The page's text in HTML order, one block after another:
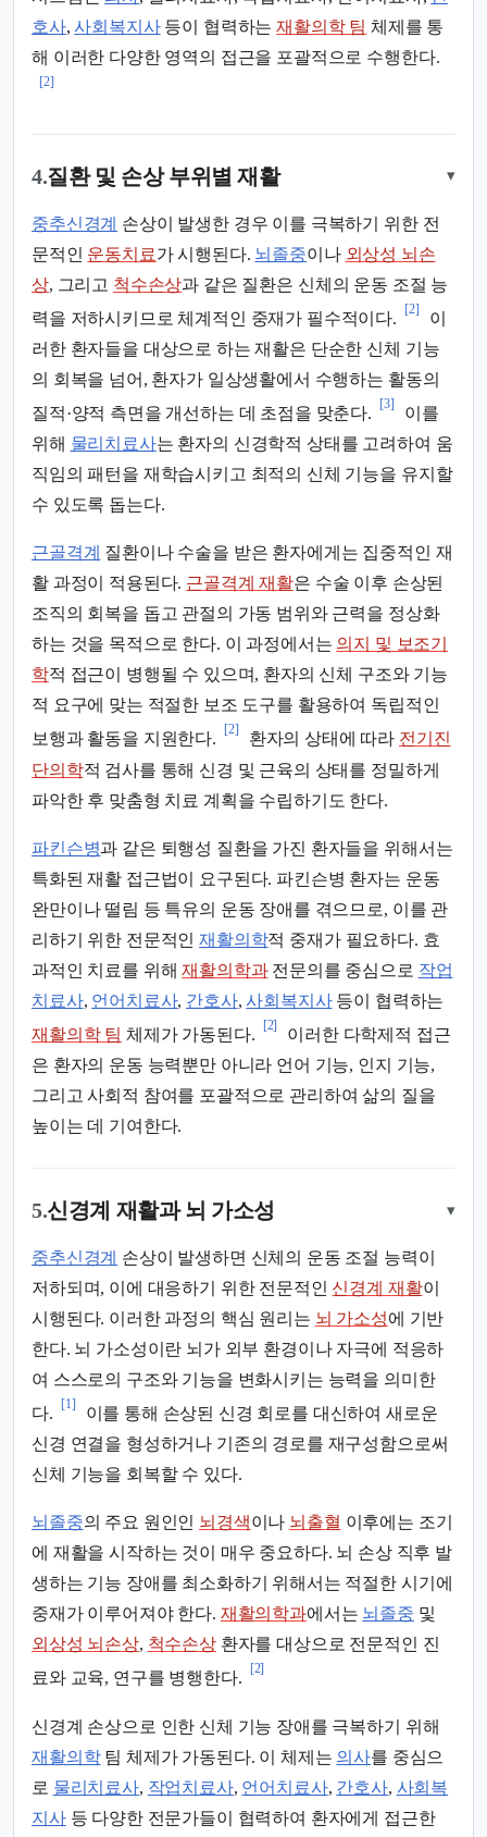
호사,사회복지사등이 협력하는재활의학 팀 체제를 통
해 이러한 다양한 영역의 접근을 포괄적으로 수행한다.
[2]
4.질환 및 손상 부위별 재활 ▾
중추신경계 손상이 발생한 경우 이를 극복하기 위한 전
문적인 운동치료가 시행된다. 뇌졸중이나 외상성 뇌손
상, 그리고 척수손상과 같은 질환은 신체의 운동 조절 능
력을 저하시키므로 체계적인 중재가 필수적이다.
[2]
이
러한 환자들을 대상으로 하는 재활은 단순한 신체 기능
의 회복을 넘어, 환자가 일상생활에서 수행하는 활동의
질적·양적 측면을 개선하는 데 초점을 맞춘다.
[3]
이를
위해 물리치료사는 환자의 신경학적 상태를 고려하여 움
직임의 패턴을 재학습시키고 최적의 신체 기능을 유지할
수 있도록 돕는다.
근골격계 질환이나 수술을 받은 환자에게는 집중적인 재
활 과정이 적용된다. 근골격계 재활은 수술 이후 손상된
조직의 회복을 돕고 관절의 가동 범위와 근력을 정상화
하는 것을 목적으로 한다. 이 과정에서는 의지 및 보조기
학적 접근이 병행될 수 있으며, 환자의 신체 구조와 기능
적 요구에 맞는 적절한 보조 도구를 활용하여 독립적인
보행과 활동을 지원한다.
[2]
환자의 상태에 따라 전기진
단의학적 검사를 통해 신경 및 근육의 상태를 정밀하게
파악한 후 맞춤형 치료 계획을 수립하기도 한다.
파킨슨병과 같은 퇴행성 질환을 가진 환자들을 위해서는
특화된 재활 접근법이 요구된다. 파킨슨병 환자는 운동
완만이나 떨림 등 특유의 운동 장애를 겪으므로, 이를 관
리하기 위한 전문적인재활의학적 중재가 필요하다. 효
과적인 치료를 위해재활의학과전문의를 중심으로 작업
치료사, 언어치료사, 간호사,사회복지사등이 협력하는
재활의학 팀 체제가 가동된다.
[2]
이러한 다학제적 접근
은 환자의 운동 능력뿐만 아니라 언어 기능, 인지 기능,
그리고 사회적 참여를 포괄적으로 관리하여 삶의 질을
높이는 데 기여한다.
5.신경계 재활과 뇌 가소성 ▾
중추신경계 손상이 발생하면 신체의 운동 조절 능력이
저하되며, 이에 대응하기 위한 전문적인 신경계 재활이
시행된다. 이러한 과정의 핵심 원리는 뇌 가소성에 기반
한다. 뇌 가소성이란 뇌가 외부 환경이나 자극에 적응하
여 스스로의 구조와 기능을 변화시키는 능력을 의미한
다.
[1]
이를 통해 손상된 신경 회로를 대신하여 새로운
신경 연결을 형성하거나 기존의 경로를 재구성함으로써
신체 기능을 회복할 수 있다.
뇌졸중의 주요 원인인 뇌경색이나 뇌출혈 이후에는 조기
에 재활을 시작하는 것이 매우 중요하다. 뇌 손상 직후 발
생하는 기능 장애를 최소화하기 위해서는 적절한 시기에
중재가 이루어져야 한다. 재활의학과에서는 뇌졸중 및
외상성 뇌손상, 척수손상환자를 대상으로 전문적인 진
료와 교육, 연구를 병행한다.
[2]
신경계 손상으로 인한 신체 기능 장애를 극복하기 위해
재활의학팀 체제가 가동된다. 이 체제는 의사를 중심으
로 물리치료사, 작업치료사, 언어치료사, 간호사, 사회복
지사등 다양한 전문가들이 협력하여 환자에게 접근한